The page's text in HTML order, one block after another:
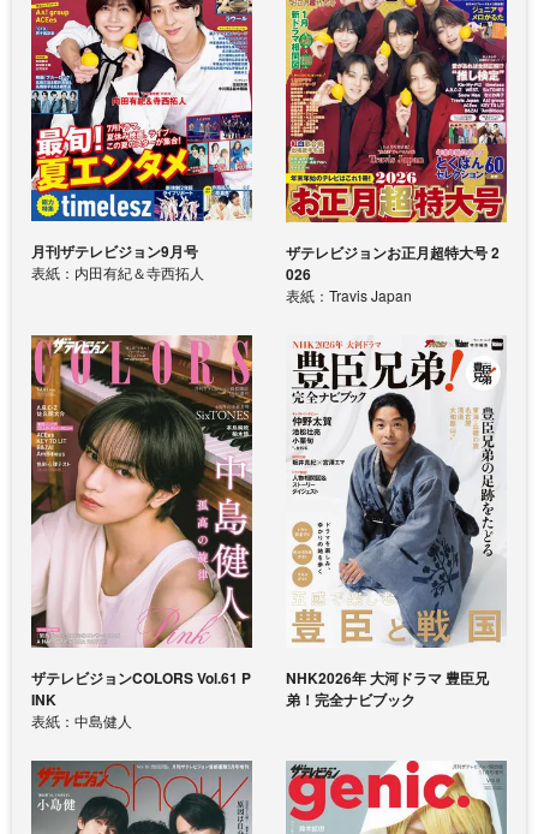
月刊ザテレビジョン9月号
表紙：内田有紀＆寺西拓人
ザテレビジョンお正月超特大号 2
026
表紙：Travis Japan
ザテレビジョンCOLORS Vol.61 P
INK
表紙：中島健人
NHK2026年 大河ドラマ 豊臣兄
弟！完全ナビブック